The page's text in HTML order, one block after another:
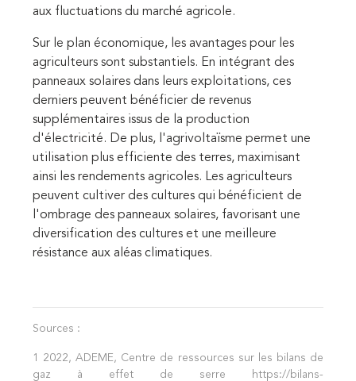
aux fluctuations du marché agricole.
Sur le plan économique, les avantages pour les
agriculteurs sont substantiels. En intégrant des
panneaux solaires dans leurs exploitations, ces
derniers peuvent bénéficier de revenus
supplémentaires issus de la production
d'électricité. De plus, l'agrivoltaïsme permet une
utilisation plus efficiente des terres, maximisant
ainsi les rendements agricoles. Les agriculteurs
peuvent cultiver des cultures qui bénéficient de
l'ombrage des panneaux solaires, favorisant une
diversification des cultures et une meilleure
résistance aux aléas climatiques.
Sources :
1 2022, ADEME, Centre de ressources sur les bilans de
gaz à effet de serre https://bilans-